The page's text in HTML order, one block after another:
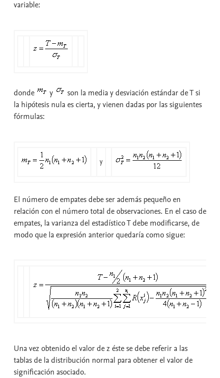
variable:
donde y
son la media y desviación estándar de T si
la hipótesis nula es cierta, y vienen dadas por las siguientes
fórmulas:
y
El número de empates debe ser además pequeño en
relación con el número total de observaciones. En el caso de
empates, la varianza del estadístico T debe modificarse, de
modo que la expresión anterior quedaría como sigue:
Una vez obtenido el valor de z éste se debe referir a las
tablas de la distribución normal para obtener el valor de
significación asociado.